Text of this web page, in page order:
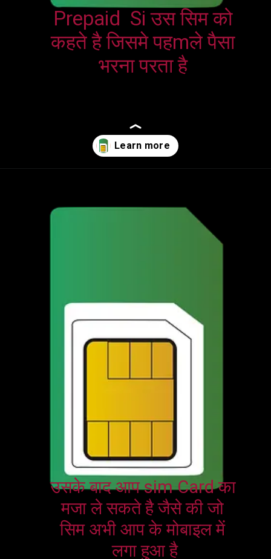
Prepaid  Si उस सिम को
कहते है जिसमे पहmले पैसा
भरना परता है
उसके बाद आप sim Card का
मजा ले सकते है जैसे की जो
सिम अभी आप के मोबाइल में
लगा हुआ है